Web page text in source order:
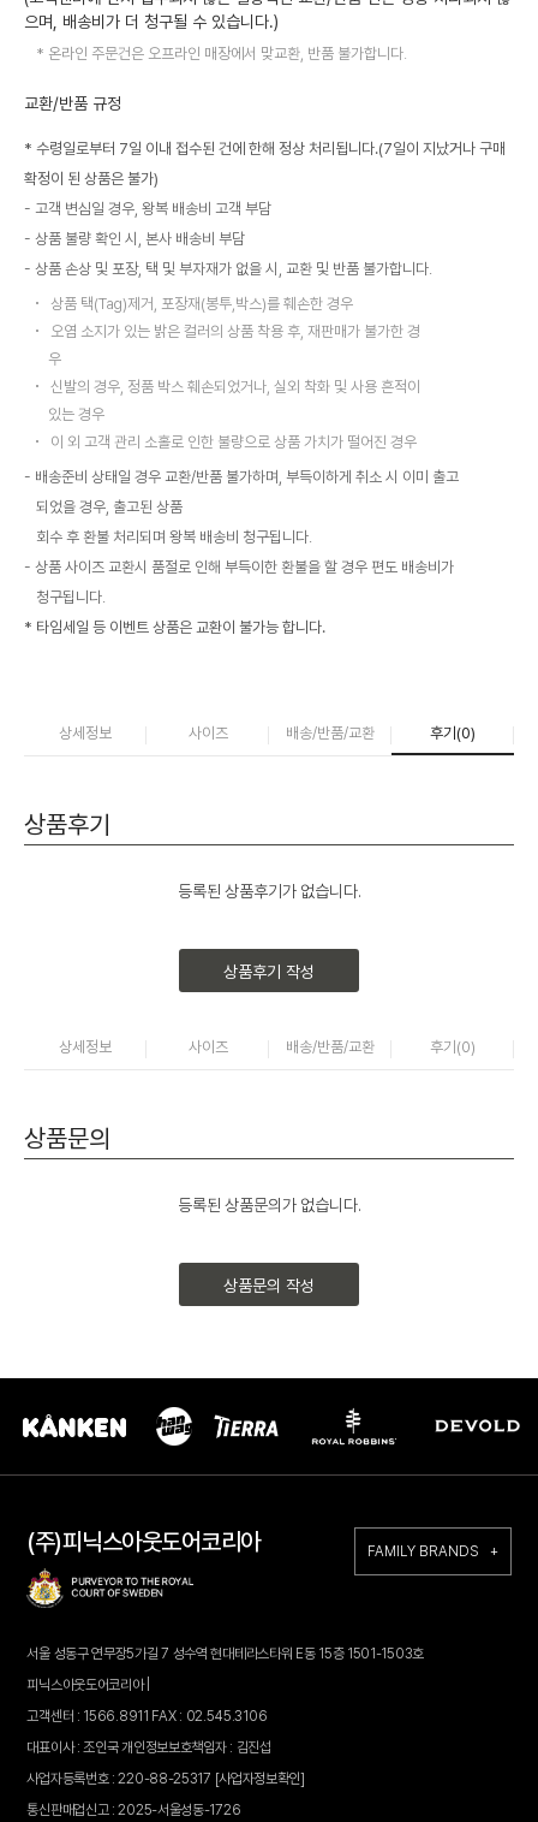
으며, 배송비가 더 청구될 수 있습니다.)
온라인 주문건은 오프라인 매장에서 맞교환, 반품 불가합니다.
교환/반품 규정
* 수령일로부터 7일 이내 접수된 건에 한해 정상 처리됩니다.(7일이 지났거나 구매
확정이 된 상품은 불가)
고객 변심일 경우, 왕복 배송비 고객 부담
상품 불량 확인 시, 본사 배송비 부담
상품 손상 및 포장, 택 및 부자재가 없을 시, 교환 및 반품 불가합니다.
상품 택(Tag)제거, 포장재(봉투,박스)를 훼손한 경우
오염 소지가 있는 밝은 컬러의 상품 착용 후, 재판매가 불가한 경
우
신발의 경우, 정품 박스 훼손되었거나, 실외 착화 및 사용 흔적이
있는 경우
이 외 고객 관리 소홀로 인한 불량으로 상품 가치가 떨어진 경우
배송준비 상태일 경우 교환/반품 불가하며, 부득이하게 취소 시 이미 출고
되었을 경우, 출고된 상품
회수 후 환불 처리되며 왕복 배송비 청구됩니다.
상품 사이즈 교환시 품절로 인해 부득이한 환불을 할 경우 편도 배송비가
청구됩니다.
* 타임세일 등 이벤트 상품은 교환이 불가능 합니다.
상세정보 사이즈 배송/반품/교환 후기(0)
상품후기
등록된 상품후기가 없습니다.
상품후기 작성
상세정보 사이즈 배송/반품/교환 후기(0)
상품문의
등록된 상품문의가 없습니다.
상품문의 작성
(주)피닉스아웃도어코리아 FAMILY BRANDS +
서울 성동구 연무장5가길 7 성수역 현대테라스타워 E동 15층 1501-1503호
피닉스아웃도어코리아 |
고객센터 : 1566.8911 FAX : 02.545.3106
대표이사 : 조인국 개인정보보호책임자 : 김진섭
사업자등록번호 : 220-88-25317 [사업자정보확인]
통신판매업신고 : 2025-서울성동-1726